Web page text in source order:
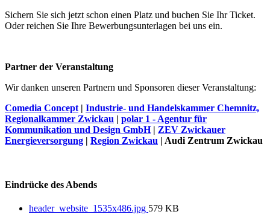
Sichern Sie sich jetzt schon einen Platz und buchen Sie Ihr Ticket.
Oder reichen Sie Ihre Bewerbungsunterlagen bei uns ein.
Partner der Veranstaltung
Wir danken unseren Partnern und Sponsoren dieser Veranstaltung:
Comedia Concept | Industrie- und Handelskammer Chemnitz,
Regionalkammer Zwickau | polar 1 - Agentur für
Kommunikation und Design GmbH| ZEV Zwickauer
Energieversorgung | Region Zwickau | Audi Zentrum Zwickau
Eindrücke des Abends
header_website_1535x486.jpg 579 KB